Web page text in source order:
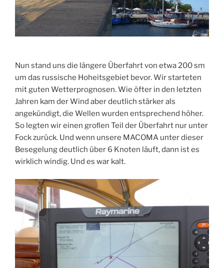
Nun stand uns die längere Überfahrt von etwa 200 sm
um das russische Hoheitsgebiet bevor. Wir starteten
mit guten Wetterprognosen. Wie öfter in den letzten
Jahren kam der Wind aber deutlich stärker als
angekündigt, die Wellen wurden entsprechend höher.
So legten wir einen groﬂen Teil der Überfahrt nur unter
Fock zurück. Und wenn unsere MACOMA unter dieser
Besegelung deutlich über 6 Knoten läuft, dann ist es
wirklich windig. Und es war kalt.